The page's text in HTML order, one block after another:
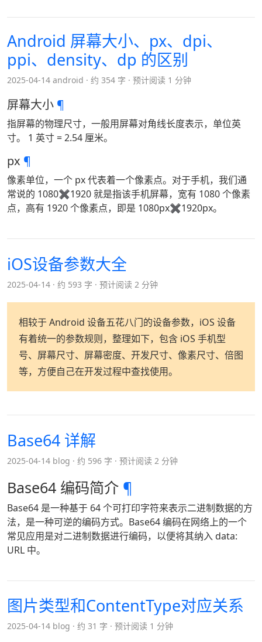
Android 屏幕大小、px、dpi、
ppi、density、dp 的区别
2025-04-14 android 约 354 字 预计阅读 1 分钟
屏幕大小 ¶
指屏幕的物理尺寸，一般用屏幕对角线长度表示，单位英
寸。 1 英寸 = 2.54 厘米。
px ¶
像素单位，一个 px 代表着一个像素点。对于手机，我们通
常说的 1080✖1920 就是指该手机屏幕，宽有 1080 个像素
点，高有 1920 个像素点，即是 1080px✖1920px。
iOS设备参数大全
2025-04-14 约 593 字 预计阅读 2 分钟
相较于 Android 设备五花八门的设备参数，iOS 设备
有着统一的参数规则，整理如下，包含 iOS 手机型
号、屏幕尺寸、屏幕密度、开发尺寸、像素尺寸、倍图
等，方便自己在开发过程中查找使用。
Base64 详解
2025-04-14 blog 约 596 字 预计阅读 2 分钟
Base64 编码简介 ¶
Base64 是一种基于 64 个可打印字符来表示二进制数据的方
法，是一种可逆的编码方式。Base64 编码在网络上的一个
常见应用是对二进制数据进行编码，以便将其纳入 data:
URL 中。
图片类型和ContentType对应关系
2025-04-14 blog 约 31 字 预计阅读 1 分钟